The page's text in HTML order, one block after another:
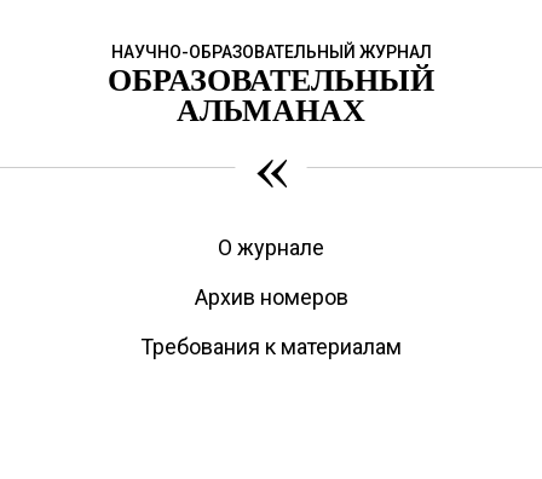
НАУЧНО-ОБРАЗОВАТЕЛЬНЫЙ ЖУРНАЛ
ОБРАЗОВАТЕЛЬНЫЙ
АЛЬМАНАХ
«
О журнале
Архив номеров
Требования к материалам